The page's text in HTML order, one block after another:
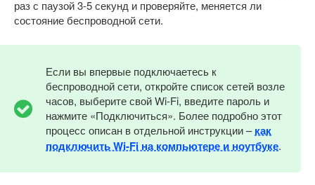
раз с паузой 3-5 секунд и проверяйте, меняется ли
состояние беспроводной сети.
Если вы впервые подключаетесь к
беспроводной сети, откройте список сетей возле
часов, выберите свой Wi-Fi, введите пароль и
нажмите «Подключиться». Более подробно этот
процесс описан в отдельной инструкции –как
подключить Wi-Fi на компьютере и ноутбуке.